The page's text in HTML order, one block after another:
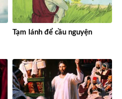
Tạm lánh để cầu nguyện